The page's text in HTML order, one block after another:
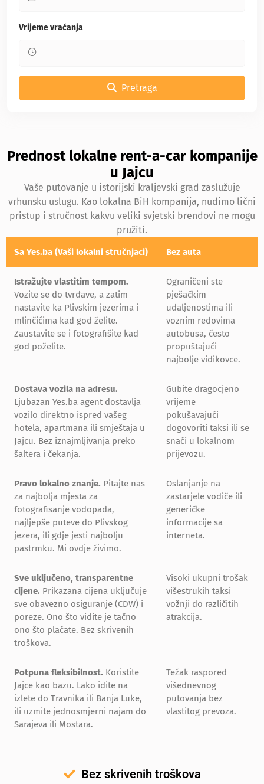
Vrijeme vraćanja
Pretraga
Prednost lokalne rent-a-car kompanije
u Jajcu
Vaše putovanje u istorijski kraljevski grad zaslužuje
vrhunsku uslugu. Kao lokalna BiH kompanija, nudimo lični
pristup i stručnost kakvu veliki svjetski brendovi ne mogu
pružiti.
Sa Yes.ba (Vaši lokalni stručnjaci) Bez auta
Istražujte vlastitim tempom.
Vozite se do tvrđave, a zatim
nastavite ka Plivskim jezerima i
mlinčićima kad god želite.
Zaustavite se i fotografišite kad
god poželite.
Ograničeni ste
pješačkim
udaljenostima ili
voznim redovima
autobusa, često
propuštajući
najbolje vidikovce.
Dostava vozila na adresu.
Ljubazan Yes.ba agent dostavlja
vozilo direktno ispred vašeg
hotela, apartmana ili smještaja u
Jajcu. Bez iznajmljivanja preko
šaltera i čekanja.
Gubite dragocjeno
vrijeme
pokušavajući
dogovoriti taksi ili se
snaći u lokalnom
prijevozu.
Pravo lokalno znanje. Pitajte nas
za najbolja mjesta za
fotografisanje vodopada,
najljepše puteve do Plivskog
jezera, ili gdje jesti najbolju
pastrmku. Mi ovdje živimo.
Oslanjanje na
zastarjele vodiče ili
generičke
informacije sa
interneta.
Sve uključeno, transparentne
cijene. Prikazana cijena uključuje
sve obavezno osiguranje (CDW) i
poreze. Ono što vidite je tačno
ono što plaćate. Bez skrivenih
troškova.
Visoki ukupni trošak
višestrukih taksi
vožnji do različitih
atrakcija.
Potpuna fleksibilnost. Koristite
Jajce kao bazu. Lako idite na
izlete do Travnika ili Banja Luke,
ili uzmite jednosmjerni najam do
Sarajeva ili Mostara.
Težak raspored
višednevnog
putovanja bez
vlastitog prevoza.
Bez skrivenih troškova